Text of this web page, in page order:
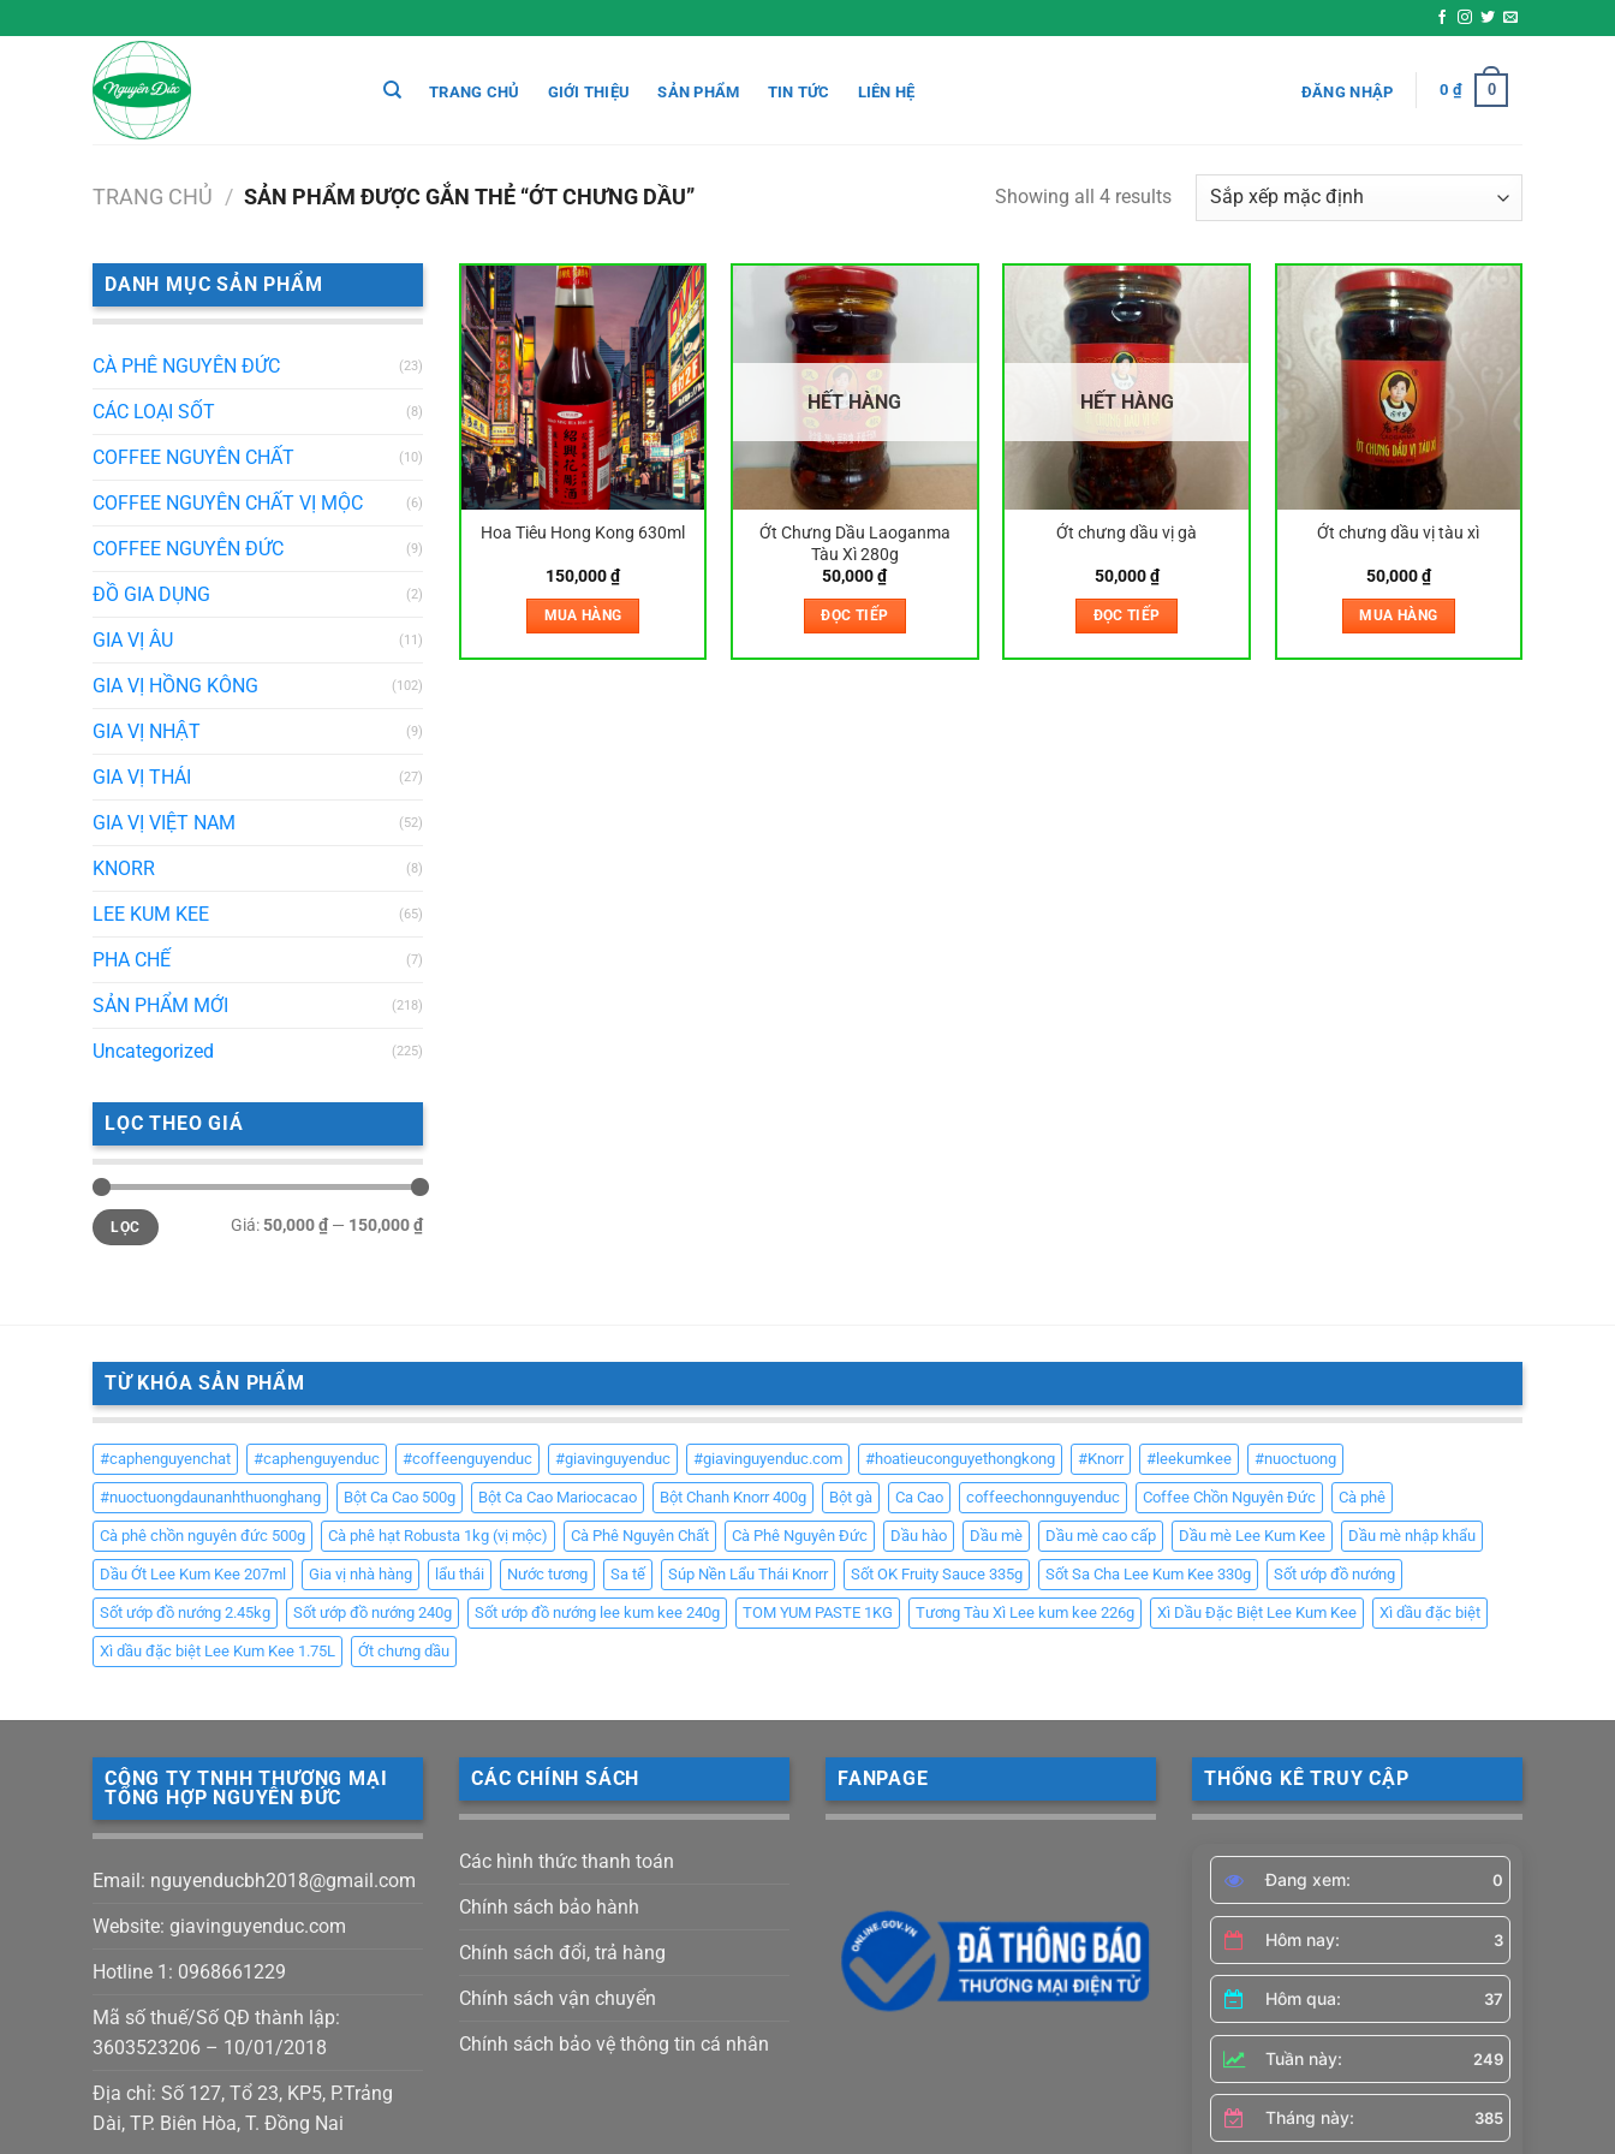
đến
TRANG CHỦ GIỚI THIỆU SẢN PHẨM TIN TỨC LIÊN HỆ ĐĂNG NHẬP 0 ₫ 0
TRANG CHỦ / SẢN PHẨM ĐƯỢC GẮN THẺ “ỚT CHƯNG DẦU” Showing all 4 results
DANH MỤC SẢN PHẨM
CÀ PHÊ NGUYÊN ĐỨC (23)
CÁC LOẠI SỐT (8)
COFFEE NGUYÊN CHẤT (10)
COFFEE NGUYÊN CHẤT VỊ MỘC (6)
COFFEE NGUYÊN ĐỨC (9)
ĐỒ GIA DỤNG (2)
GIA VỊ ÂU (11)
GIA VỊ HỒNG KÔNG (102)
GIA VỊ NHẬT (9)
GIA VỊ THÁI (27)
GIA VỊ VIỆT NAM (52)
KNORR (8)
LEE KUM KEE (65)
PHA CHẾ (7)
SẢN PHẨM MỚI (218)
Uncategorized (225)
LỌC THEO GIÁ
Giá
tối
thiểu
Giá
tối
đa
LỌC Giá:50,000 ₫— 150,000 ₫
Hoa Tiêu Hong Kong 630ml
150,000₫
MUA HÀNG
HẾT HÀNG
Ớt Chưng Dầu Laoganma
Tàu Xì 280g
50,000₫
ĐỌC TIẾP
HẾT HÀNG
Ớt chưng dầu vị gà
50,000₫
ĐỌC TIẾP
Ớt chưng dầu vị tàu xì
50,000₫
MUA HÀNG
TỪ KHÓA SẢN PHẨM
#caphenguyenchat #caphenguyenduc #coffeenguyenduc #giavinguyenduc #giavinguyenduc.com #hoatieuconguyethongkong #Knorr #leekumkee #nuoctuong
#nuoctuongdaunanhthuonghang Bột Ca Cao 500g Bột Ca Cao Mariocacao Bột Chanh Knorr 400g Bột gà Ca Cao coffeechonnguyenduc Coffee Chồn Nguyên Đức Cà phê
Cà phê chồn nguyên đức 500g Cà phê hạt Robusta 1kg (vị mộc) Cà Phê Nguyên Chất Cà Phê Nguyên Đức Dầu hào Dầu mè Dầu mè cao cấp Dầu mè Lee Kum Kee Dầu mè nhập khẩu
Dầu Ớt Lee Kum Kee 207ml Gia vị nhà hàng lẩu thái Nước tương Sa tế Súp Nền Lẩu Thái Knorr Sốt OK Fruity Sauce 335g Sốt Sa Cha Lee Kum Kee 330g Sốt ướp đồ nướng
Sốt ướp đồ nướng 2.45kg Sốt ướp đồ nướng 240g Sốt ướp đồ nướng lee kum kee 240g TOM YUM PASTE 1KG Tương Tàu Xì Lee kum kee 226g Xì Dầu Đặc Biệt Lee Kum Kee Xì dầu đặc biệt
Xì dầu đặc biệt Lee Kum Kee 1.75L Ớt chưng dầu
CÔNG TY TNHH THƯƠNG MẠI
TỔNG HỢP NGUYÊN ĐỨC
Email: nguyenducbh2018@gmail.com
Website: giavinguyenduc.com
Hotline 1: 0968661229
Mã số thuế/Số QĐ thành lập:
3603523206 – 10/01/2018
Địa chỉ: Số 127, Tổ 23, KP5, P.Trảng
Dài, TP. Biên Hòa, T. Đồng Nai
CÁC CHÍNH SÁCH
Các hình thức thanh toán
Chính sách bảo hành
Chính sách đổi, trả hàng
Chính sách vận chuyển
Chính sách bảo vệ thông tin cá nhân
FANPAGE THỐNG KÊ TRUY CẬP
Đang xem: 0
Hôm nay: 3
Hôm qua: 37
Tuần này: 249
Tháng này: 385